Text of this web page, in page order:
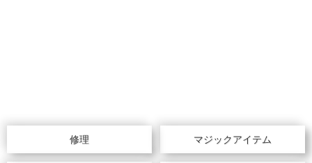
修理 マジックアイテム